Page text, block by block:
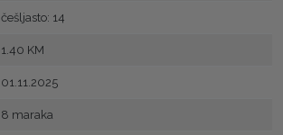
češljasto: 14
1.40 KM
01.11.2025
8 maraka